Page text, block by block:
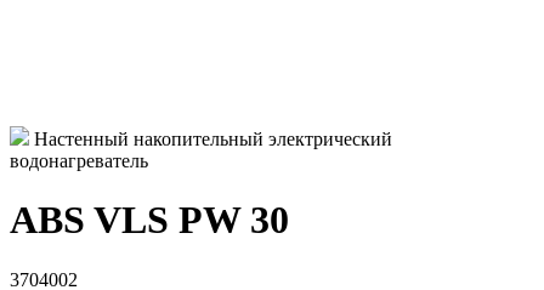
Настенный накопительный электрический
водонагреватель
ABS VLS PW 30
3704002